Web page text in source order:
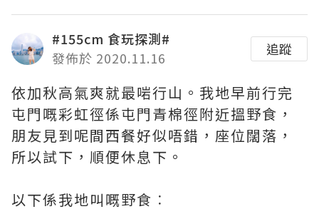
#155cm 食玩探測#
發佈於 2020.11.16
追蹤
依加秋高氣爽就最啱行山。我地早前行完
屯門嘅彩虹徑係屯門青棉徑附近搵野食，
朋友見到呢間西餐好似唔錯，座位闊落，
所以試下，順便休息下。
以下係我地叫嘅野食︰